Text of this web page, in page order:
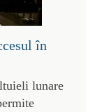
în
lunare